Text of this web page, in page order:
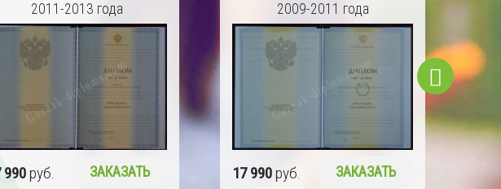
2011-2013 года
990 руб. ЗАКАЗАТЬ
2009-2011 года
17 990 руб. ЗАКАЗАТЬ
16